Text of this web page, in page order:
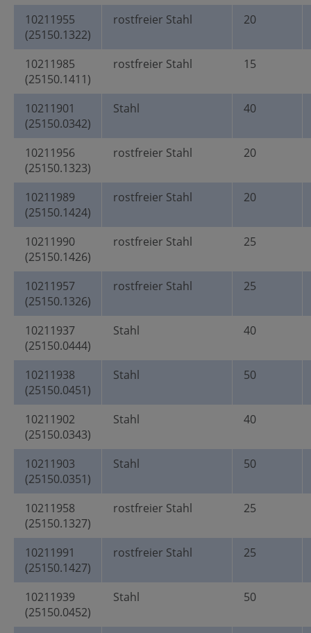
10211955
(25150.1322)
rostfreier Stahl 20
10211985
(25150.1411)
rostfreier Stahl 15
10211901
(25150.0342)
Stahl 40
10211956
(25150.1323)
rostfreier Stahl 20
10211989
(25150.1424)
rostfreier Stahl 20
10211990
(25150.1426)
rostfreier Stahl 25
10211957
(25150.1326)
rostfreier Stahl 25
10211937
(25150.0444)
Stahl 40
10211938
(25150.0451)
Stahl 50
10211902
(25150.0343)
Stahl 40
10211903
(25150.0351)
Stahl 50
10211958
(25150.1327)
rostfreier Stahl 25
10211991
(25150.1427)
rostfreier Stahl 25
10211939
(25150.0452)
Stahl 50